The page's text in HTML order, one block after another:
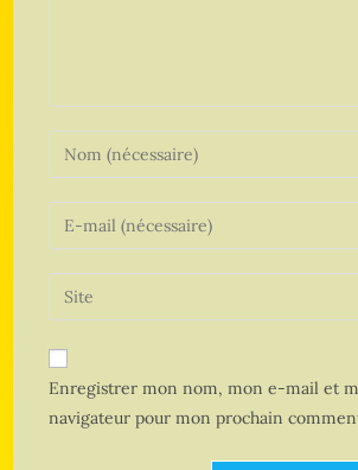
Enregistrer mon nom, mon e-mail et
navigateur pour mon prochain